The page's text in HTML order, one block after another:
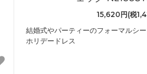
15,620円(税
結婚式やパーティーのフォーマルシ
ホリデードレス